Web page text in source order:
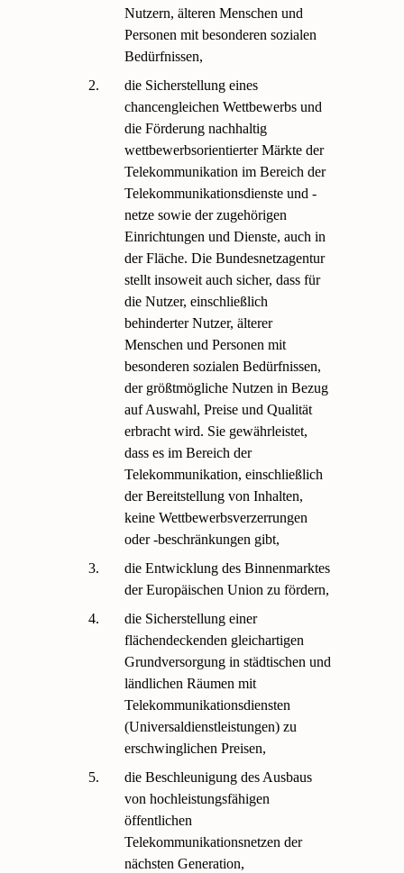
Nutzern, älteren Menschen und
Personen mit besonderen sozialen
Bedürfnissen,
2.
die Sicherstellung eines
chancengleichen Wettbewerbs und
die Förderung nachhaltig
wettbewerbsorientierter Märkte der
Telekommunikation im Bereich der
Telekommunikationsdienste und -
netze sowie der zugehörigen
Einrichtungen und Dienste, auch in
der Fläche. Die Bundesnetzagentur
stellt insoweit auch sicher, dass für
die Nutzer, einschließlich
behinderter Nutzer, älterer
Menschen und Personen mit
besonderen sozialen Bedürfnissen,
der größtmögliche Nutzen in Bezug
auf Auswahl, Preise und Qualität
erbracht wird. Sie gewährleistet,
dass es im Bereich der
Telekommunikation, einschließlich
der Bereitstellung von Inhalten,
keine Wettbewerbsverzerrungen
oder -beschränkungen gibt,
3.
die Entwicklung des Binnenmarktes
der Europäischen Union zu fördern,
4.
die Sicherstellung einer
flächendeckenden gleichartigen
Grundversorgung in städtischen und
ländlichen Räumen mit
Telekommunikationsdiensten
(Universaldienstleistungen) zu
erschwinglichen Preisen,
5.
die Beschleunigung des Ausbaus
von hochleistungsfähigen
öffentlichen
Telekommunikationsnetzen der
nächsten Generation,